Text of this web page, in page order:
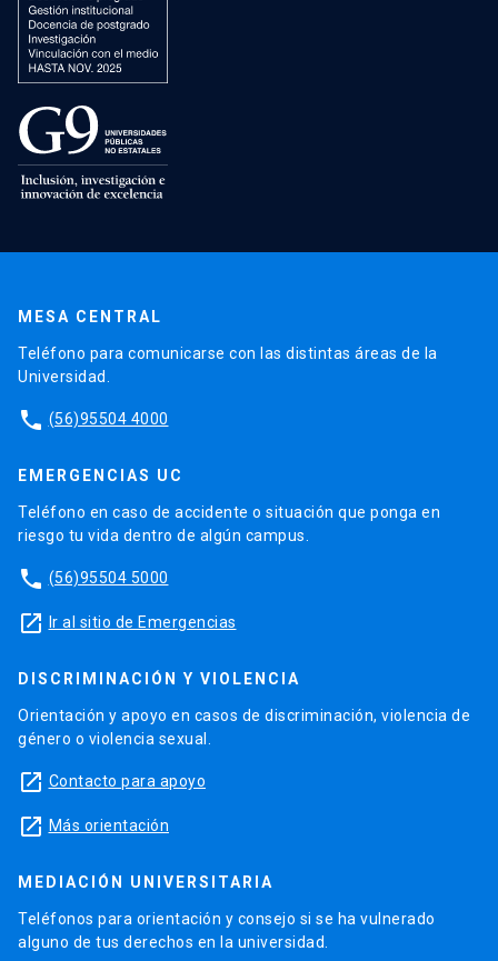
MESA CENTRAL
Teléfono para comunicarse con las distintas áreas de la
Universidad.
phone (56)95504 4000
EMERGENCIAS UC
Teléfono en caso de accidente o situación que ponga en
riesgo tu vida dentro de algún campus.
phone (56)95504 5000
launch Ir al sitio de Emergencias
DISCRIMINACIÓN Y VIOLENCIA
Orientación y apoyo en casos de discriminación, violencia de
género o violencia sexual.
launch Contacto para apoyo
launch Más orientación
MEDIACIÓN UNIVERSITARIA
Teléfonos para orientación y consejo si se ha vulnerado
alguno de tus derechos en la universidad.